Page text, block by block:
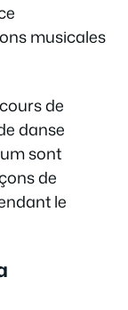
musicales
de
danse
sont
de
le